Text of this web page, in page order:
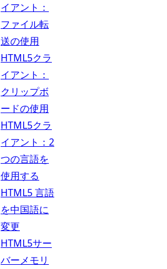
イアント：
ファイル転
送の使用
HTML5クラ
イアント：
クリップボ
ードの使用
HTML5クラ
イアント：2
つの言語を
使用する
HTML5 言語
を中国語に
変更
HTML5サー
バーメモリ